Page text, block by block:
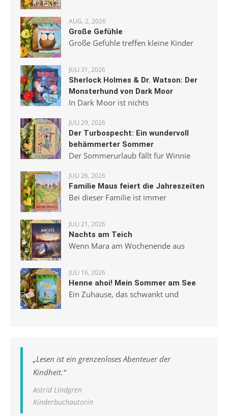
AUG. 2, 2026
Große Gefühle
Große Gefühle treffen kleine Kinder
JULI 31, 2026
Sherlock Holmes & Dr. Watson: Der
Monsterhund von Dark Moor
In Dark Moor ist nichts
JULI 29, 2026
Der Turbospecht: Ein wundervoll
behämmerter Sommer
Der Sommerurlaub fällt für Winnie
JULI 26, 2026
Familie Maus feiert die Jahreszeiten
Bei dieser Familie ist immer
JULI 21, 2026
Nachts am Teich
Wenn Mara am Wochenende aus
JULI 16, 2026
Henne ahoi! Mein Sommer am See
Ein Zuhause, das schwankt und
„Lesen ist ein grenzenloses Abenteuer der
Kindheit.“
Astrid Lindgren
Kinderbuchautorin